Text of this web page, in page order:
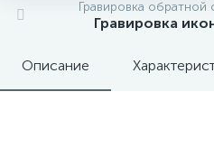
Гравировка
Гравировка
Описание